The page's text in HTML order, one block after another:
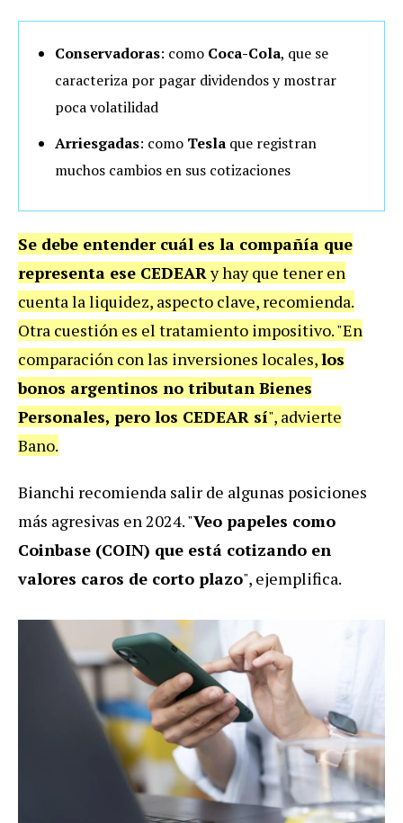
Conservadoras: como Coca-Cola, que se
caracteriza por pagar dividendos y mostrar
poca volatilidad
Arriesgadas: como Tesla que registran
muchos cambios en sus cotizaciones
Se debe entender cuál es la compañía que
representa ese CEDEARy hay que tener en
cuenta la liquidez, aspecto clave, recomienda.
Otra cuestión es el tratamiento impositivo. "En
comparación con las inversiones locales,los
bonos argentinos no tributan Bienes
Personales, pero los CEDEAR sí", advierte
Bano.
Bianchi recomienda salir de algunas posiciones
más agresivas en 2024. "Veo papeles como
Coinbase (COIN) que está cotizando en
valores caros de corto plazo", ejemplifica.